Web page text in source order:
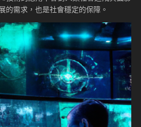
的需求，也是社會穩定的保障。